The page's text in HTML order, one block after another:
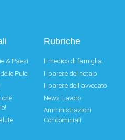
& Paesi
Pulci
che
Rubriche
Il medico di famiglia
Il parere del notaio
Il parere dell'avvocato
News Lavoro
Amministrazioni
Condominiali